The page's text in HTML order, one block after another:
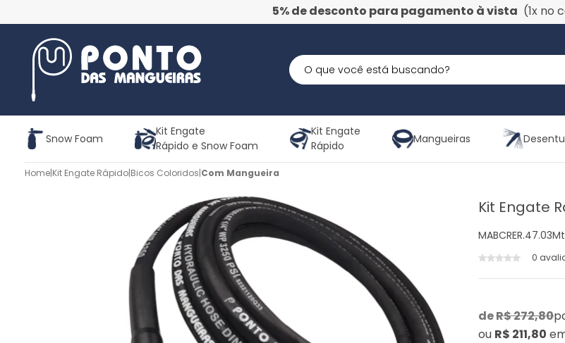
5% de desconto para pagamento à vista (1x no
Snow Foam
Kit Engate
Rápido e Snow Foam
Kit Engate
Rápido
Mangueiras
Home|Kit Engate Rápido|Bicos Coloridos|Com Mangueira
Kit Engate
0
deR$ 272,80
ou R$ 211,80